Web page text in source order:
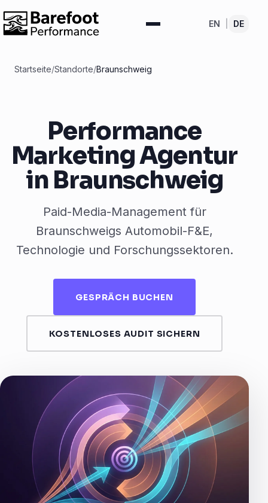
EN DE
Startseite/Standorte/Braunschweig
Performance
Marketing Agentur
in Braunschweig
Paid-Media-Management für
Braunschweigs Automobil-F&E,
Technologie und Forschungssektoren.
GESPRÄCH BUCHEN
KOSTENLOSES AUDIT SICHERN